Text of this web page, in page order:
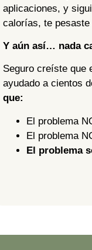
aplicaciones, y
calorías, te
Y aún así… nada
Seguro creíste que
ayudado a cientos
que:
El problema
El problema
El problema